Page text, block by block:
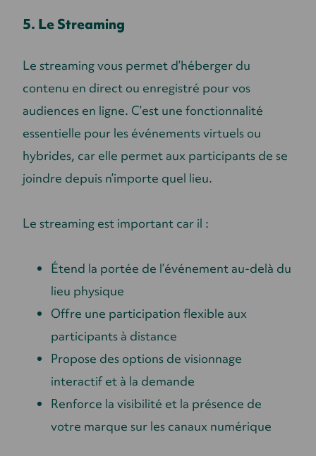
5. Le Streaming
Le streaming vous permet d’héberger du
contenu en direct ou enregistré pour vos
audiences en ligne. C’est une fonctionnalité
essentielle pour les événements virtuels ou
hybrides, car elle permet aux participants de se
joindre depuis n’importe quel lieu.
Le streaming est important car il :
Étend la portée de l’événement au-delà du
lieu physique
Offre une participation flexible aux
participants à distance
Propose des options de visionnage
interactif et à la demande
Renforce la visibilité et la présence de
votre marque sur les canaux numérique